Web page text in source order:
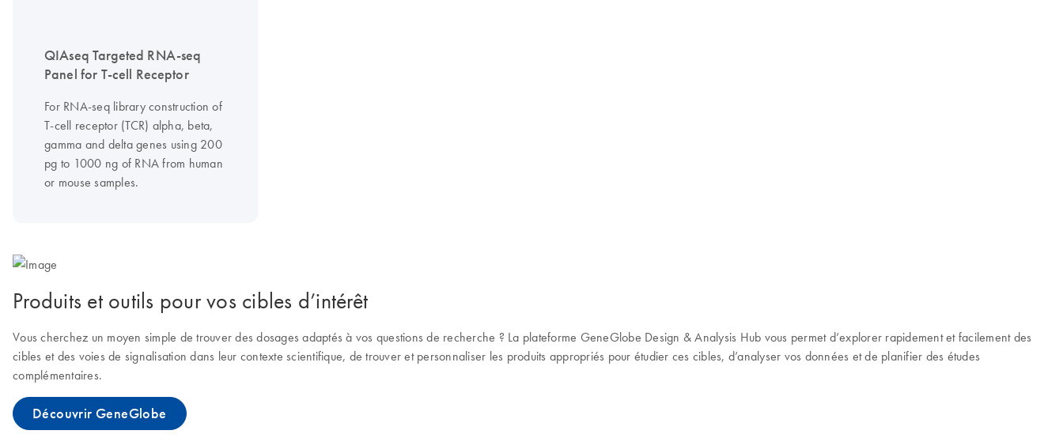
QIAseq Targeted RNA-seq
Panel for T-cell Receptor
For RNA-seq library construction of
T-cell receptor (TCR) alpha, beta,
gamma and delta genes using 200
pg to 1000 ng of RNA from human
or mouse samples.
Produits et outils pour vos cibles d’intérêt
Vous cherchez un moyen simple de trouver des dosages adaptés à vos questions de recherche ? La plateforme GeneGlobe Design & Analysis Hub vous permet d’explorer rapidement et facilement des
cibles et des voies de signalisation dans leur contexte scientifique, de trouver et personnaliser les produits appropriés pour étudier ces cibles, d’analyser vos données et de planifier des études
complémentaires.
Découvrir GeneGlobe